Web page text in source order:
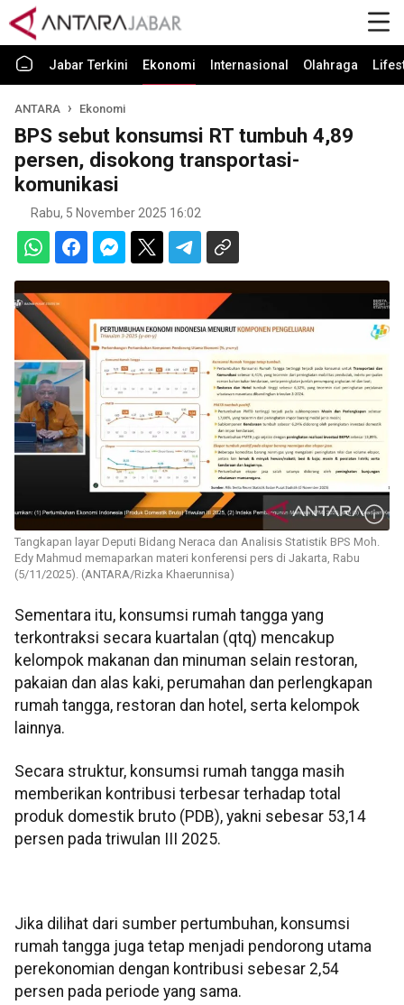
Jabar Terkini Ekonomi Internasional Olahraga
ANTARA Ekonomi
BPS sebut konsumsi RT tumbuh 4,89
persen, disokong transportasi-
komunikasi
Rabu, 5 November 2025 16:02
Tangkapan layar Deputi Bidang Neraca dan Analisis Statistik BPS Moh.
Edy Mahmud memaparkan materi konferensi pers di Jakarta, Rabu
(5/11/2025). (ANTARA/Rizka Khaerunnisa)
Sementara itu, konsumsi rumah tangga yang
terkontraksi secara kuartalan (qtq) mencakup
kelompok makanan dan minuman selain restoran,
pakaian dan alas kaki, perumahan dan perlengkapan
rumah tangga, restoran dan hotel, serta kelompok
lainnya.
Secara struktur, konsumsi rumah tangga masih
memberikan kontribusi terbesar terhadap total
produk domestik bruto (PDB), yakni sebesar 53,14
persen pada triwulan III 2025.
Jika dilihat dari sumber pertumbuhan, konsumsi
rumah tangga juga tetap menjadi pendorong utama
perekonomian dengan kontribusi sebesar 2,54
persen pada periode yang sama.